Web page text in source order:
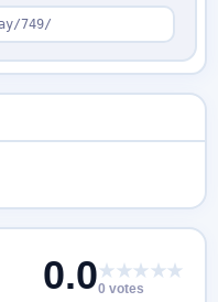
749/
0.0★★★★★
0 votes